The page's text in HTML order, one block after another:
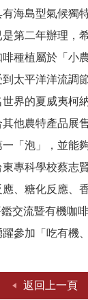
海島型氣候獨
第二年辦理，
種植屬於「小
太平洋洋流調
界的夏威夷柯
他農特產品展
「泡」，並能
專科學校蔡志
、糖化反應、
交流暨有機咖
參加「吃有機
返回上一頁